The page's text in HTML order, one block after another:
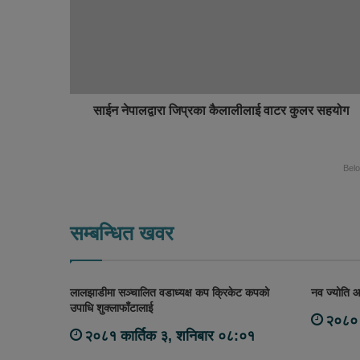
साईन नेपालद्वारा जिप्रका कैलालीलाई वाटर कुलर सहयोग
सम्बन्धित खवर
लालझाडीमा सञ्चालित वडाध्यक्ष कप क्रिकेट कपको
उपाधि शुक्लाफाँटालाई
२०८१ कार्तिक ३, शनिबार ०८:०१
नव ज्योति
२०८०